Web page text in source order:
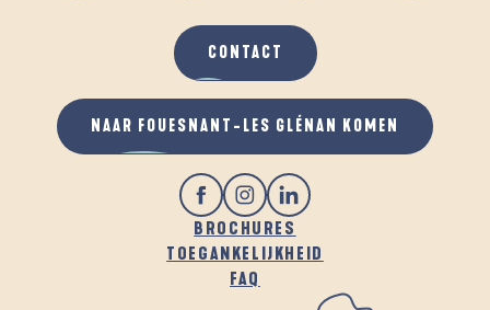
BROCHURES
TOEGANKELIJKHEID
FAQ
CONTACT
NAAR FOUESNANT-LES GLÉNAN KOMEN